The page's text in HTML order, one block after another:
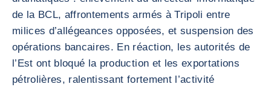
de la BCL, affrontements armés à Tripoli entre
milices d’allégeances opposées, et suspension des
opérations bancaires. En réaction, les autorités de
l’Est ont bloqué la production et les exportations
pétrolières, ralentissant fortement l’activité